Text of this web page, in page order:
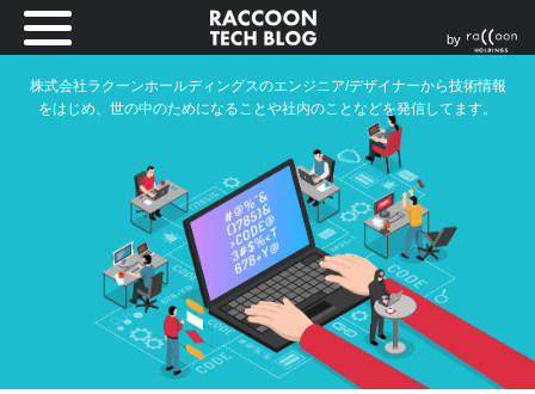
株式会社ラクーンホールディングスのエンジニア/デザイナーから技術情報
をはじめ、世の中のためになることや社内のことなどを発信してます。
by